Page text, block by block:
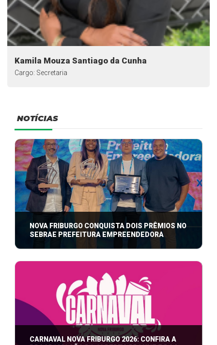
Kamila Mouza Santiago da Cunha
Cargo: Secretaria
NOTÍCIAS
NOVA FRIBURGO CONQUISTA DOIS PRÊMIOS NO
SEBRAE PREFEITURA EMPREENDEDORA
CARNAVAL NOVA FRIBURGO 2026: CONFIRA A